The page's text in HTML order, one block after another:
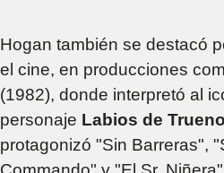
Hogan también se destacó
el cine, en producciones
(1982), donde interpretó al
personaje Labios de Trueno
protagonizó "Sin Barreras",